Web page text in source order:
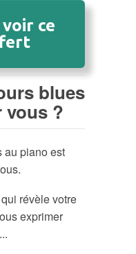
ce
blues
vous ?
au piano est
révèle votre
exprimer